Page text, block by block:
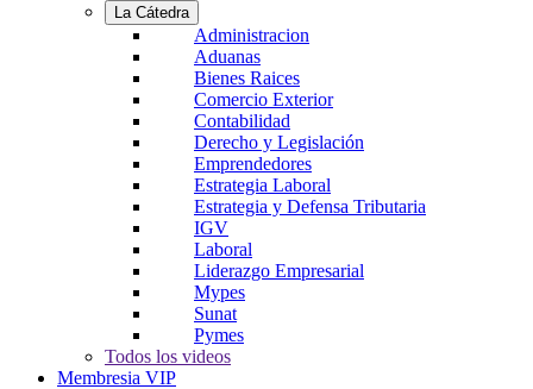
La Cátedra
Administracion
Aduanas
Bienes Raices
Comercio Exterior
Contabilidad
Derecho y Legislación
Emprendedores
Estrategia Laboral
Estrategia y Defensa Tributaria
IGV
Laboral
Liderazgo Empresarial
Mypes
Sunat
Pymes
Todos los videos
Membresia VIP